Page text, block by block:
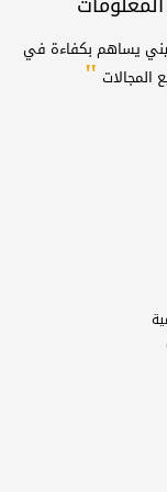
يساهم بكفاءة في
"